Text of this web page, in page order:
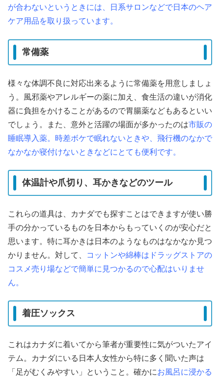
が合わないというときには、日系サロンなどで日本のヘア
ケア用品を取り扱っています。
常備薬
様々な体調不良に対応出来るように常備薬を用意しましょ
う。風邪薬やアレルギーの薬に加え、食生活の違いが消化
器に負担をかけることがあるので胃腸薬などもあるといい
でしょう。また、意外と活躍の場面が多かったのは市販の
睡眠導入薬。時差ボケで眠れないときや、飛行機のなかで
なかなか寝付けないときなどにとても便利です。
体温計や爪切り、耳かきなどのツール
これらの道具は、カナダでも探すことはできますが使い勝
手の分かっているものを日本からもっていくのが安心だと
思います。特に耳かきは日本のようなものはなかなか見つ
かりません。対して、
コットンや綿棒はドラッグストアの
コスメ売り場などで簡単に見つかるので心配はいりませ
ん。
着圧ソックス
これはカナダに着いてから筆者が重要性に気がついたアイ
テム。カナダにいる日本人女性から特に多く聞いた声は
「足がむくみやすい」ということ。確かにお風呂に浸かる